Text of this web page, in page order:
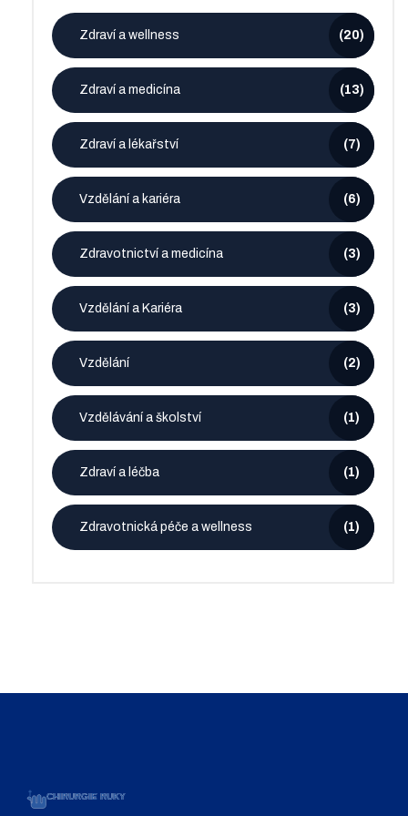
Zdraví a wellness (20)
Zdraví a medicína (13)
Zdraví a lékařství (7)
Vzdělání a kariéra (6)
Zdravotnictví a medicína (3)
Vzdělání a Kariéra (3)
Vzdělání (2)
Vzdělávání a školství (1)
Zdraví a léčba (1)
Zdravotnická péče a wellness (1)